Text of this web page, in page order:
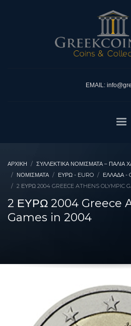
EMAIL:
ΑΡΧΙΚΉ
ΣΥΛΛΕΚΤΙΚΆ ΝΟΜΊΣΜΑΤΑ – ΠΑΛΙΆ
ΝΟΜΙΣΜΑΤΑ
ΕΥΡΏ - EURO
ΕΛΛΆΔΑ -
2 ΕΥΡΩ 2004 GREECE ATHENS OLYMPIC
2 ΕΥΡΩ 2004 Greece
Games in 2004